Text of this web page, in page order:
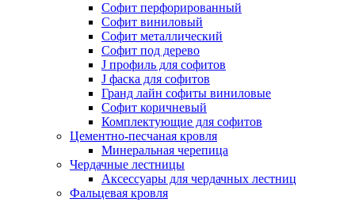
Cофит перфорированный
Софит виниловый
Софит металлический
Софит под дерево
J профиль для софитов
J фаска для софитов
Гранд лайн софиты виниловые
Софит коричневый
Комплектующие для софитов
Цементно-песчаная кровля
Минеральная черепица
Чердачные лестницы
Аксессуары для чердачных лестниц
Фальцевая кровля